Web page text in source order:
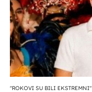
"ROKOVI SU BILI EKSTREMNI"